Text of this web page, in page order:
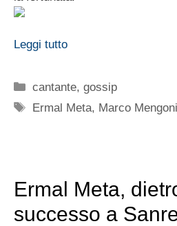
Leggi tutto
Categorie
cantante,gossip
Tag
Ermal Meta, Marco Mengoni
Ermal Meta,
successo a